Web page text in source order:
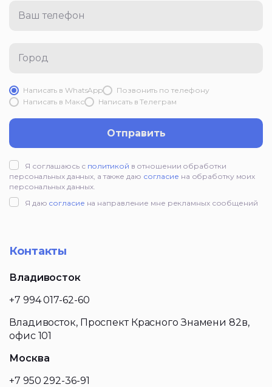
Ваш телефон
Город
Написать в WhatsApp
Позвонить по телефону
Написать в Mакс
Написать в Телеграм
Отправить
Я соглашаюсь с политикой в отношении обработки
персональных данных, а также даю согласие на обработку моих
персональных данных.
Я даю согласие на направление мне рекламных сообщений
Контакты
Владивосток
+7 994 017-62-60
Владивосток, Проспект Красного Знамени 82в,
офис 101
Москва
+7 950 292-36-91